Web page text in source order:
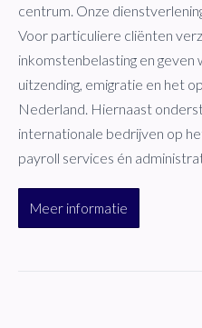
centrum. Onze
Voor particuliere cliënten
inkomstenbelasting en
uitzending, emigratie en het
Nederland. Hiernaast
internationale bedrijven op
payroll services én
Meer informatie